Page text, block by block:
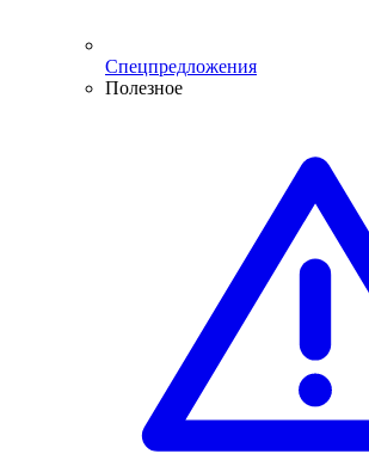
Спецпредложения
Полезное